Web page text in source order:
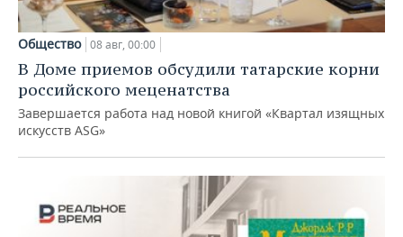
Общество 08 авг, 00:00
В Доме приемов обсудили татарские корни
российского меценатства
Завершается работа над новой книгой «Квартал изящных
искусств ASG»